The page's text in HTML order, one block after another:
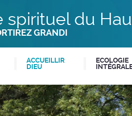
spirituel du
GRANDI
ACCUEILLIR
DIEU
ECOLOGIE